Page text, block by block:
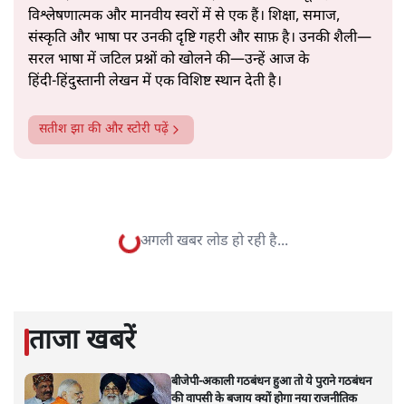
सत्य हिन्दी ऐपडाउनलोडकरें
संस्कृति और भाषा पर उनकी दृष्टि गहरी और साफ़ है। उनकी शैली—
सरल भाषा में जटिल प्रश्नों को खोलने की—उन्हें आज के
की और स्टोरी पढ़ें